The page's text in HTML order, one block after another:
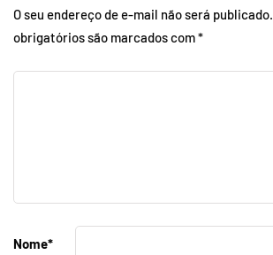
O seu endereço de e-mail não será publicado.
obrigatórios são marcados com*
Nome*